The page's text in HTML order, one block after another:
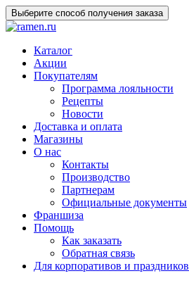
Выберите способ получения заказа
Каталог
Акции
Покупателям
Программа лояльности
Рецепты
Новости
Доставка и оплата
Магазины
О нас
Контакты
Производство
Партнерам
Официальные документы
Франшиза
Помощь
Как заказать
Обратная связь
Для корпоративов и праздников